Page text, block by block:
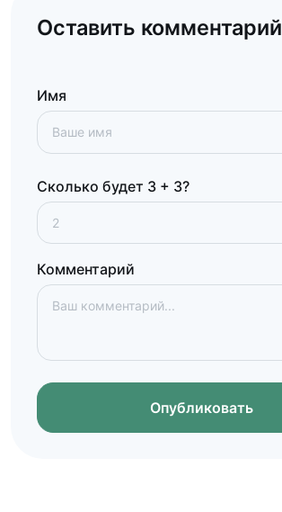
Оставить комментарий
Имя
Сколько будет 3 + 3?
Комментарий
Опубликовать